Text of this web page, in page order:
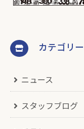
カテゴリー
ニュース
スタッフブログ